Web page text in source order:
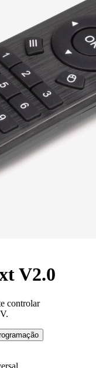
V2.0
controlar